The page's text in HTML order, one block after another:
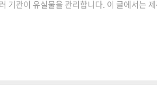
기관이 유실물을 관리합니다. 이 글에서는
세요! 🔽 잃어버린 물건을 온라인으로 조회하
에서는 항공사, 공항 운영사, 경찰서 등 여러
센터 위치 ▶ 국내선 분실물센터위치: ..